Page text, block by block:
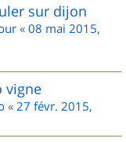
sur dijon
« 08 mai 2015,
vigne
« 27 févr. 2015,